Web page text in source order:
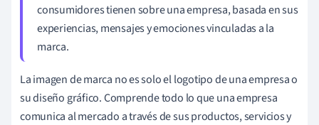
consumidores tienen sobre una empresa, basada en sus
experiencias, mensajes y emociones vinculadas a la
marca.
La imagen de marca no es solo el logotipo de una empresa o
su diseño gráfico. Comprende todo lo que una empresa
comunica al mercado a través de sus productos, servicios y